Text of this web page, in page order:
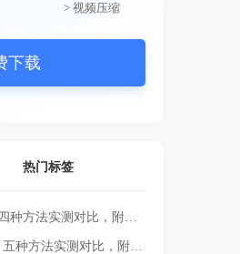
> 视频压缩
下载
热门标签
图片如何转换pdf文件？四种方法实测对比，附各场景最优选！
png照片如何转jpg文件？五种方法实测对比，附各场景最优选!！